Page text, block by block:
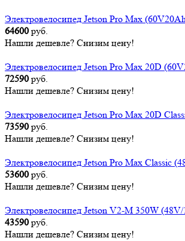
Электровелосипед Jetson Pro Max
64600 руб.
Нашли дешевле? Снизим цену!
Электровелосипед Jetson Pro Max 20D
72590 руб.
Нашли дешевле? Снизим цену!
Электровелосипед Jetson Pro Max 20D
73590 руб.
Нашли дешевле? Снизим цену!
Электровелосипед Jetson Pro Max Classic
53600 руб.
Нашли дешевле? Снизим цену!
Электровелосипед Jetson V2-M 350W
43590 руб.
Нашли дешевле? Снизим цену!